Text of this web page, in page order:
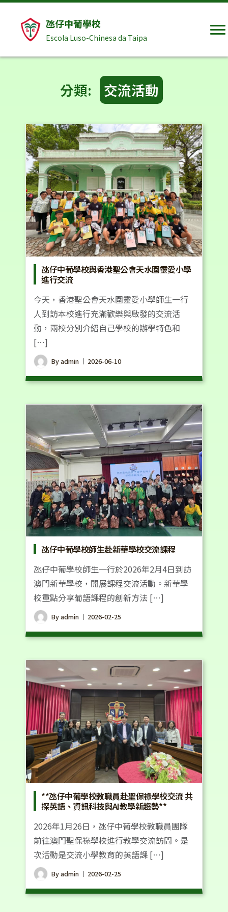
氹仔中葡學校
Escola Luso-Chinesa da Taipa
分類: 交流活動
氹仔中葡學校與香港聖公會天水圍靈愛小學
進行交流
今天，香港聖公會天水圍靈愛小學師生一行
人到訪本校進行充滿歡樂與啟發的交流活
動，兩校分別介紹自己學校的辦學特色和
[…]
Byadmin 2026-06-10
氹仔中葡學校師生赴新華學校交流課程
氹仔中葡學校師生一行於2026年2月4日到訪
澳門新華學校，開展課程交流活動。新華學
校重點分享葡語課程的創新方法 […]
Byadmin 2026-02-25
**氹仔中葡學校教職員赴聖保祿學校交流 共
探英語、資訊科技與AI教學新趨勢**
2026年1月26日，氹仔中葡學校教職員團隊
前往澳門聖保祿學校進行教學交流訪問。是
次活動是交流小學教育的英語課 […]
Byadmin 2026-02-25